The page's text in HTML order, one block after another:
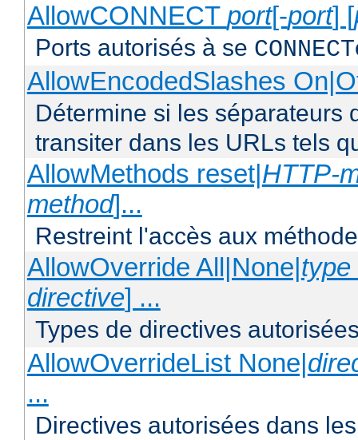
AllowCONNECT port[-port] [
Ports autorisés à se CONNECT
AllowEncodedSlashes
Détermine si les séparateurs
transiter dans les URLs tels
AllowMethods reset|HTTP-
method]...
Restreint l'accès aux
AllowOverride All|None|type
directive] ...
Types de directives
AllowOverrideList None|
...
Directives autorisées dans